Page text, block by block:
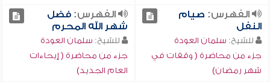
الفهرس: صيام
النفل
للشيخ: سلمان العودة
جزء من محاضرة ( وقفات في
شهر رمضان)
الفهرس:فضل
شهر الله المحرم
للشيخ: سلمان العودة
جزء من محاضرة ( إيحاءات
العام الجديد)